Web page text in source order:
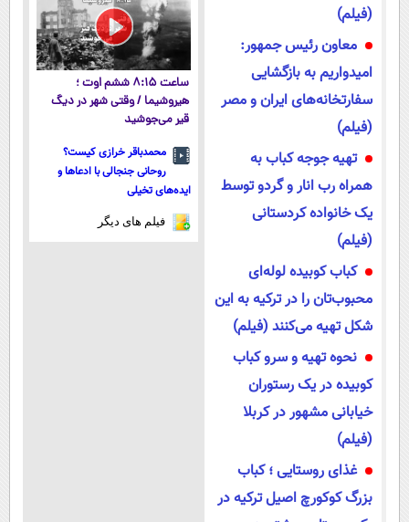
(فیلم)
معاون رئیس جمهور:
امیدواریم به بازگشایی
سفارتخانه‌های ایران و مصر
(فیلم)
تهیه جوجه کباب به
همراه رب انار و گردو توسط
یک خانواده کردستانی
(فیلم)
کباب کوبیده لوله‌ای
محبوب‌تان را در ترکیه به این
شکل تهیه می‌کنند (فیلم)
نحوه تهیه و سرو کباب
کوبیده در یک رستوران
خیابانی مشهور در کربلا
(فیلم)
غذای روستایی ؛ کباب
بزرگ کوکورچ اصیل ترکیه در
ساعت ۸:۱۵ ششم اوت ؛
هیروشیما / وقتی شهر در دیگ
قیر می‌جوشید
محمدباقر خرازی کیست؟
روحانی جنجالی با ادعاها و
ایده‌های تخیلی
فیلم های دیگر